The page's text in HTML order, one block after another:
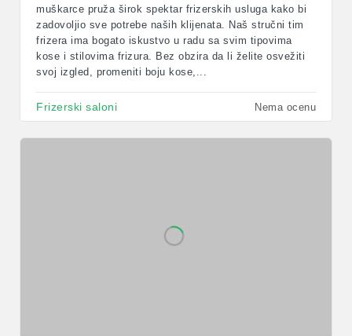
muškarce pruža širok spektar frizerskih usluga kako bi
zadovoljio sve potrebe naših klijenata. Naš stručni tim
frizera ima bogato iskustvo u radu sa svim tipovima
kose i stilovima frizura. Bez obzira da li želite osvežiti
svoj izgled, promeniti boju kose,...
Frizerski saloni Nema ocenu